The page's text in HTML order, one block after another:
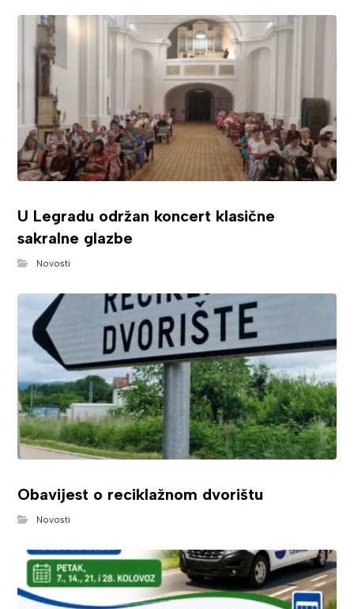
U Legradu održan koncert klasične
sakralne glazbe
Novosti
Obavijest o reciklažnom dvorištu
Novosti